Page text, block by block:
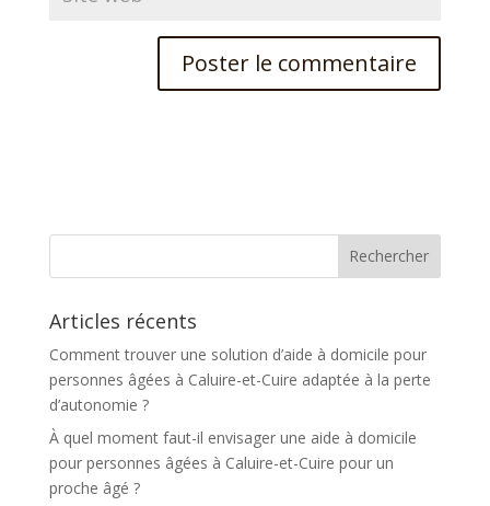
i
v
:
Articles récents
Comment trouver une solution d’aide à domicile pour
personnes âgées à Caluire-et-Cuire adaptée à la perte
d’autonomie ?
À quel moment faut-il envisager une aide à domicile
pour personnes âgées à Caluire-et-Cuire pour un
proche âgé ?